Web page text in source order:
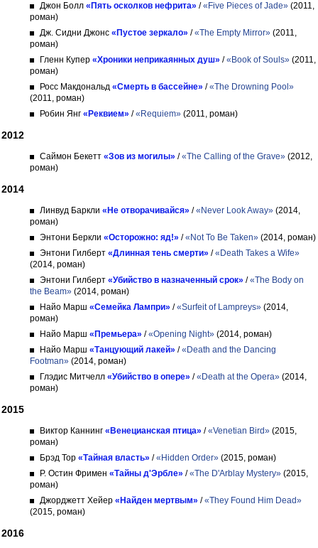
Джон Болл «Пять осколков нефрита» /«Five Pieces of Jade» (2011,
роман)
Дж. Сидни Джонс «Пустое зеркало» /«The Empty Mirror» (2011,
роман)
Гленн Купер «Хроники неприкаянных душ» /«Book of Souls» (2011,
роман)
Росс Макдональд «Смерть в бассейне» /«The Drowning Pool»
(2011, роман)
Робин Янг «Реквием» /«Requiem» (2011, роман)
2012
Саймон Бекетт «Зов из могилы» /«The Calling of the Grave» (2012,
роман)
2014
Линвуд Баркли «Не отворачивайся» /«Never Look Away» (2014,
роман)
Энтони Беркли «Осторожно: яд!» /«Not To Be Taken» (2014, роман)
Энтони Гилберт «Длинная тень смерти» /«Death Takes a Wife»
(2014, роман)
Энтони Гилберт «Убийство в назначенный срок» /«The Body on
the Beam» (2014, роман)
Найо Марш «Cемейка Лампри» /«Surfeit of Lampreys» (2014,
роман)
Найо Марш «Премьера» /«Opening Night» (2014, роман)
Найо Марш «Танцующий лакей» /«Death and the Dancing
Footman» (2014, роман)
Глэдис Митчелл «Убийство в опере» /«Death at the Opera» (2014,
роман)
2015
Виктор Каннинг «Венецианская птица» /«Venetian Bird» (2015,
роман)
Брэд Тор «Тайная власть» /«Hidden Order» (2015, роман)
Р. Остин Фримен «Тайны д'Эрбле» /«The D'Arblay Mystery» (2015,
роман)
Джорджетт Хейер «Найден мертвым» /«They Found Him Dead»
(2015, роман)
2016